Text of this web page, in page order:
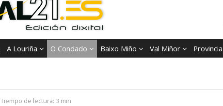
A Louriña O Condado Baixo Miño Val Miñor Provincia
Tiempo de lectura: 3 min